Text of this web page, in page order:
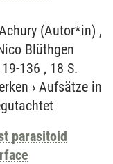
(Autor*in) ,
Blüthgen
136 , 18 S.
› Aufsätze in
parasitoid